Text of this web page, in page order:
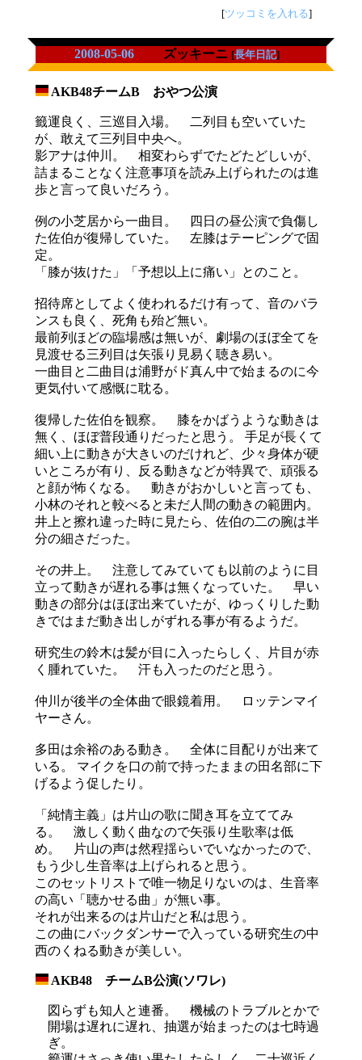
[ツッコミを入れる]
2008-05-06 ズッキーニ [長年日記]
AKB48チームB おやつ公演
籤運良く、三巡目入場。 二列目も空いていた
が、敢えて三列目中央へ。
影アナは仲川。 相変わらずでたどたどしいが、
詰まることなく注意事項を読み上げられたのは進
歩と言って良いだろう。
例の小芝居から一曲目。 四日の昼公演で負傷し
た佐伯が復帰していた。 左膝はテーピングで固
定。
「膝が抜けた」「予想以上に痛い」とのこと。
招待席としてよく使われるだけ有って、音のバラ
ンスも良く、死角も殆ど無い。
最前列ほどの臨場感は無いが、劇場のほぼ全てを
見渡せる三列目は矢張り見易く聴き易い。
一曲目と二曲目は浦野がド真ん中で始まるのに今
更気付いて感慨に耽る。
復帰した佐伯を観察。 膝をかばうような動きは
無く、ほぼ普段通りだったと思う。 手足が長くて
細い上に動きが大きいのだけれど、少々身体が硬
いところが有り、反る動きなどが特異で、頑張る
と顔が怖くなる。 動きがおかしいと言っても、
小林のそれと較べると未だ人間の動きの範囲内。
井上と擦れ違った時に見たら、佐伯の二の腕は半
分の細さだった。
その井上。 注意してみていても以前のように目
立って動きが遅れる事は無くなっていた。 早い
動きの部分はほぼ出来ていたが、ゆっくりした動
きではまだ動き出しがずれる事が有るようだ。
研究生の鈴木は髪が目に入ったらしく、片目が赤
く腫れていた。 汗も入ったのだと思う。
仲川が後半の全体曲で眼鏡着用。 ロッテンマイ
ヤーさん。
多田は余裕のある動き。 全体に目配りが出来て
いる。 マイクを口の前で持ったままの田名部に下
げるよう促したり。
「純情主義」は片山の歌に聞き耳を立ててみ
る。 激しく動く曲なので矢張り生歌率は低
め。 片山の声は然程揺らいでいなかったので、
もう少し生音率は上げられると思う。
このセットリストで唯一物足りないのは、生音率
の高い「聴かせる曲」が無い事。
それが出来るのは片山だと私は思う。
この曲にバックダンサーで入っている研究生の中
西のくねる動きが美しい。
AKB48 チームB公演(ソワレ)
図らずも知人と連番。 機械のトラブルとかで
開場は遅れに遅れ、抽選が始まったのは七時過
ぎ。